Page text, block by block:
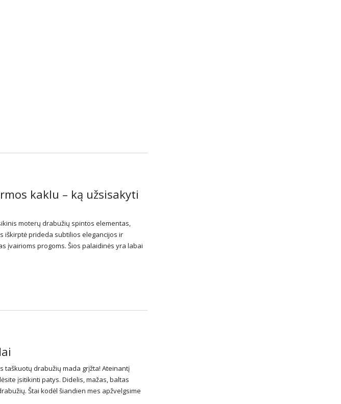
kaklu – ką užsisakyti
moterų drabužių spintos elementas,
iškirptė prideda subtilios elegancijos ir
įvairioms progoms. Šios palaidinės yra labai
taškuotų drabužių mada grįžta! Ateinantį
įsitikinti patys. Didelis, mažas, baltas
Štai kodėl šiandien mes apžvelgsime